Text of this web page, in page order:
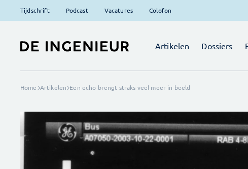
Tijdschrift Podcast Vacatures Colofon
Artikelen Dossiers
Home Artikelen Een echo brengt straks veel meer in beeld